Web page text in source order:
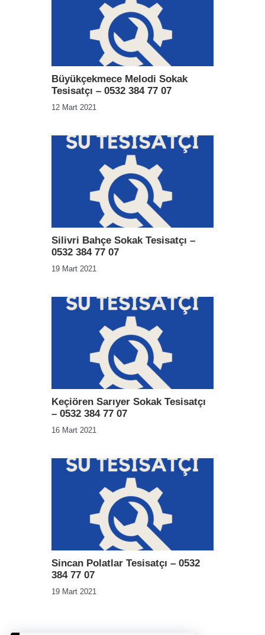
Büyükçekmece Melodi Sokak
Tesisatçı – 0532 384 77 07
12 Mart 2021
Silivri Bahçe Sokak Tesisatçı –
0532 384 77 07
19 Mart 2021
Keçiören Sarıyer Sokak Tesisatçı
– 0532 384 77 07
16 Mart 2021
Sincan Polatlar Tesisatçı – 0532
384 77 07
19 Mart 2021